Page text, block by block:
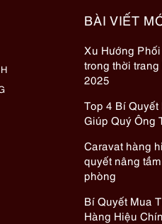
BÀI VIẾT
Xu Hướng
trong thời
2025
Top 4 Bí
Giúp Quý Ông
Caravat hàng
quyết nâng
phòng
Bí Quyết Mua
Hàng Hiệu